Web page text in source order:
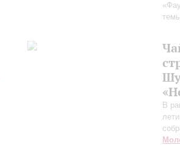
В